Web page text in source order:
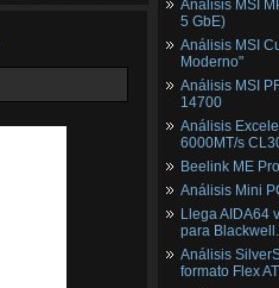
Análisis MSI
5 GbE)
Análisis MSI
Moderno"
Análisis MSI
14700
Análisis
6000MT/s
Beelink ME
Análisis Mini
Llega AIDA64
para
Análisis
formato Flex